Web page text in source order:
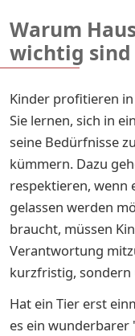
Warum
wichtig sind
Kinder profitieren
Sie lernen, sich in
seine Bedürfnisse
kümmern. Dazu
respektieren, wenn
gelassen werden
braucht, müssen
Verantwortung
kurzfristig, sondern
Hat ein Tier erst
es ein